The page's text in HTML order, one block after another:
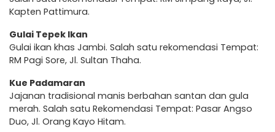
Kapten Pattimura.
Gulai Tepek Ikan
Gulai ikan khas Jambi. Salah satu rekomendasi Tempat:
RM Pagi Sore, Jl. Sultan Thaha.
Kue Padamaran
Jajanan tradisional manis berbahan santan dan gula
merah. Salah satu Rekomendasi Tempat: Pasar Angso
Duo, Jl. Orang Kayo Hitam.